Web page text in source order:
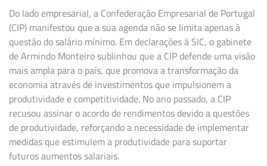
Do lado empresarial, a Confederação Empresarial de Portugal
(CIP) manifestou que a sua agenda não se limita apenas à
questão do salário mínimo. Em declarações à SIC, o gabinete
de Armindo Monteiro sublinhou que a CIP defende uma visão
mais ampla para o país, que promova a transformação da
economia através de investimentos que impulsionem a
produtividade e competitividade. No ano passado, a CIP
recusou assinar o acordo de rendimentos devido a questões
de produtividade, reforçando a necessidade de implementar
medidas que estimulem a produtividade para suportar
futuros aumentos salariais.